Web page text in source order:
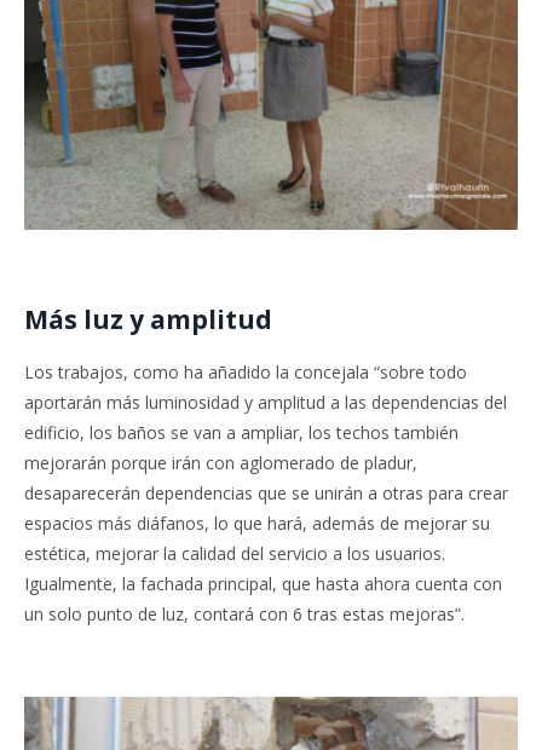
Más luz y amplitud
Los trabajos, como ha añadido la concejala “sobre todo
aportarán más luminosidad y amplitud a las dependencias del
edificio, los baños se van a ampliar, los techos también
mejorarán porque irán con aglomerado de pladur,
desaparecerán dependencias que se unirán a otras para crear
espacios más diáfanos, lo que hará, además de mejorar su
estética, mejorar la calidad del servicio a los usuarios.
Igualmente, la fachada principal, que hasta ahora cuenta con
un solo punto de luz, contará con 6 tras estas mejoras”.